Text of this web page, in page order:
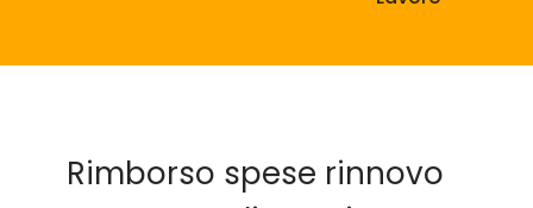
Rimborso spese rinnovo